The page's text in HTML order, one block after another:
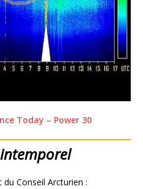
Today – Power 30
du Conseil Arcturien :